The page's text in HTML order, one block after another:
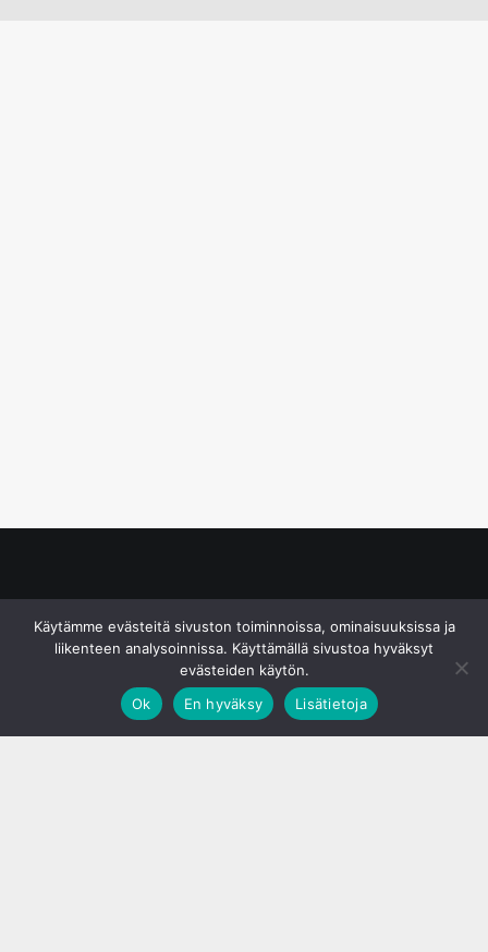
Käytämme evästeitä sivuston toiminnoissa, ominaisuuksissa ja
liikenteen analysoinnissa. Käyttämällä sivustoa hyväksyt
evästeiden käytön.
Ok
En hyväksy Lisätietoja